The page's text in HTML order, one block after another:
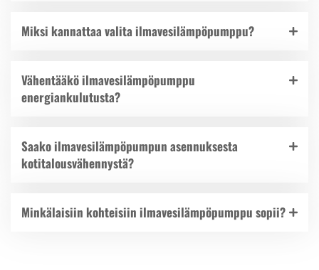
Miksi kannattaa valita ilmavesilämpöpumppu?
Vähentääkö ilmavesilämpöpumppu
energiankulutusta?
Saako ilmavesilämpöpumpun asennuksesta
kotitalousvähennystä?
Minkälaisiin kohteisiin ilmavesilämpöpumppu sopii?